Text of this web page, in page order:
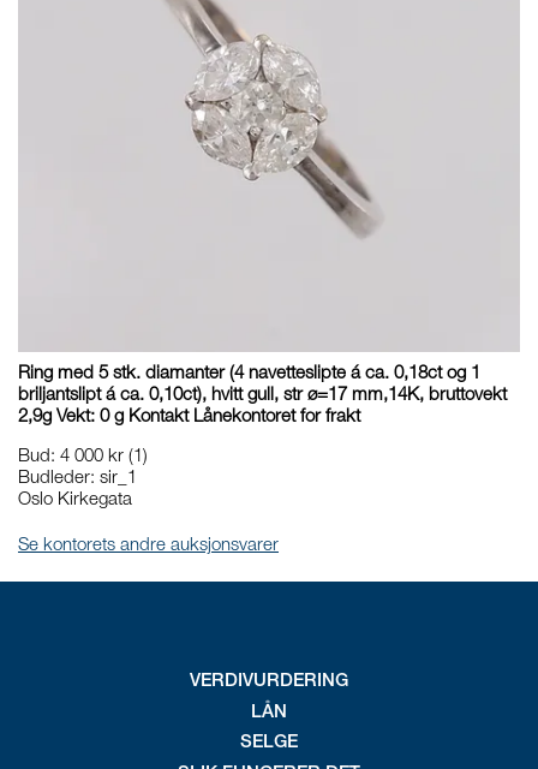
Ring med 5 stk. diamanter (4 navetteslipte á ca. 0,18ct og 1
briljantslipt á ca. 0,10ct), hvitt gull, str ø=17 mm,14K, bruttovekt
2,9g Vekt: 0 g Kontakt Lånekontoret for frakt
Bud: 4 000 kr (1)
Budleder: sir_1
Oslo Kirkegata
Se kontorets andre auksjonsvarer
VERDIVURDERING
LÅN
SELGE